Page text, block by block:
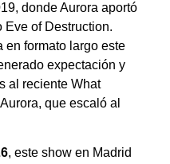
donde Aurora aportó
Eve of Destruction.
en formato largo este
expectación y
al reciente What
que escaló al
, este show en Madrid